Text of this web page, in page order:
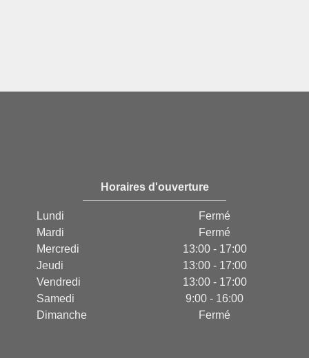
Horaires d'ouverture
Lundi
Fermé
Mardi
Fermé
Mercredi
13:00 - 17:00
Jeudi
13:00 - 17:00
Vendredi
13:00 - 17:00
Samedi
9:00 - 16:00
Dimanche
Fermé